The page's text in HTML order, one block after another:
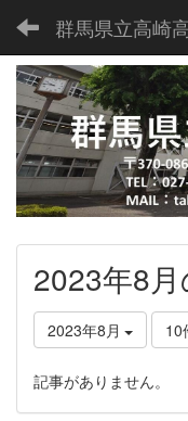
群馬県立高崎
2023年8
2023年8月 10
記事がありません。